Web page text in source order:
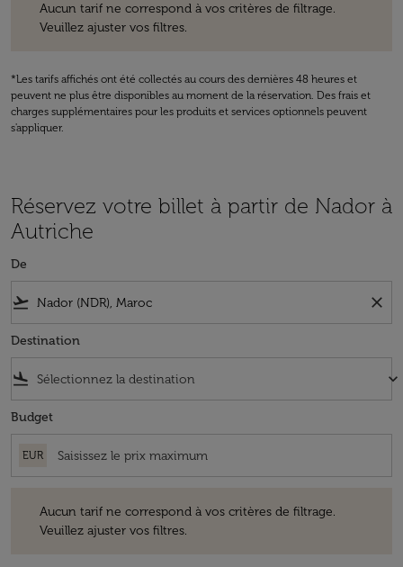
Aucun tarif ne correspond à vos critères de filtrage.
Veuillez ajuster vos filtres.
*Les tarifs affichés ont été collectés au cours des dernières 48 heures et
peuvent ne plus être disponibles au moment de la réservation. Des frais et
charges supplémentaires pour les produits et services optionnels peuvent
s'appliquer.
Réservez votre billet à partir de Nador à
Autriche
De
flight_takeoff close
Destination
flight_land keyboard_arrow_down
Budget
EUR
Aucun tarif ne correspond à vos critères de filtrage.
Veuillez ajuster vos filtres.